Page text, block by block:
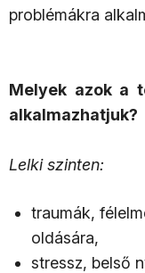
problémákra
Melyek azok a
alkalmazhatjuk?
Lelki szinten:
traumák,
oldására,
stressz, belső